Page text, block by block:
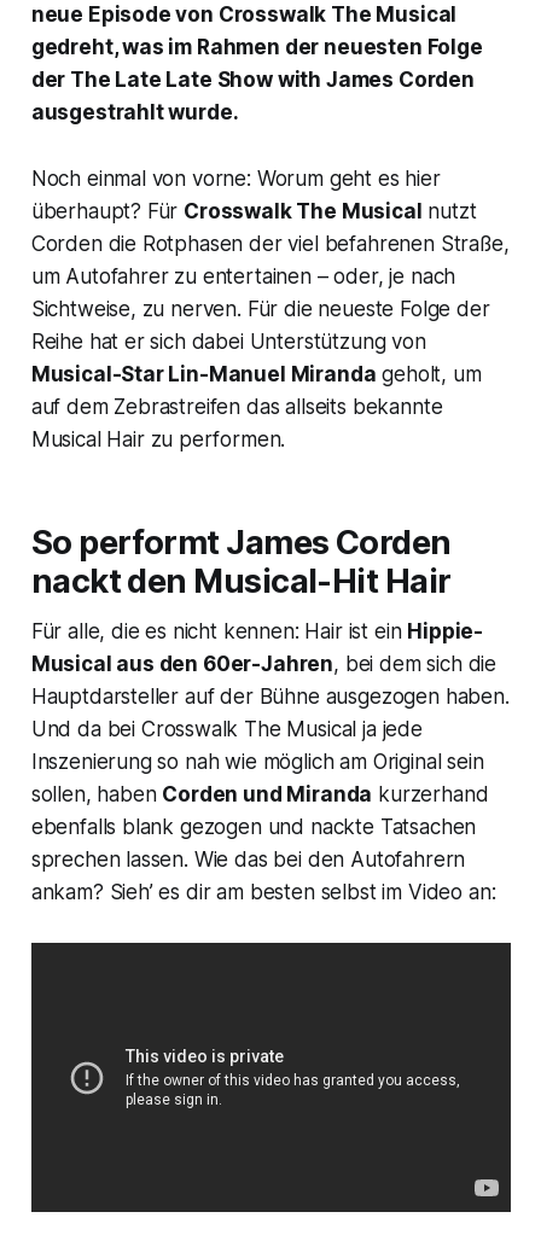
neue Episode von Crosswalk The Musical
gedreht, was im Rahmen der neuesten Folge
der The Late Late Show with James Corden
ausgestrahlt wurde.
Noch einmal von vorne: Worum geht es hier
überhaupt? Für Crosswalk The Musical nutzt
Corden die Rotphasen der viel befahrenen Straße,
um Autofahrer zu entertainen – oder, je nach
Sichtweise, zu nerven. Für die neueste Folge der
Reihe hat er sich dabei Unterstützung von
Musical-Star Lin-Manuel Miranda geholt, um
auf dem Zebrastreifen das allseits bekannte
Musical Hairzu performen.
So performt James Corden
nackt den Musical-Hit Hair
Für alle, die es nicht kennen: Hairist ein Hippie-
Musical aus den 60er-Jahren, bei dem sich die
Hauptdarsteller auf der Bühne ausgezogen haben.
Und da bei Crosswalk The Musical ja jede
Inszenierung so nah wie möglich am Original sein
sollen, haben Corden und Miranda kurzerhand
ebenfalls blank gezogen und nackte Tatsachen
sprechen lassen. Wie das bei den Autofahrern
ankam? Sieh’ es dir am besten selbst im Video an: